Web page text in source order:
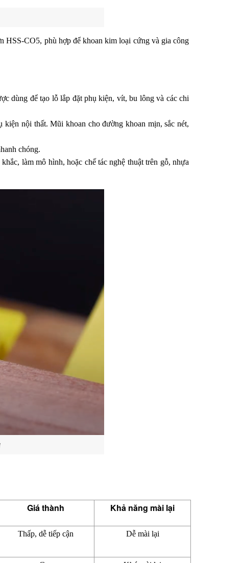
HSS-CO5, phù hợp để khoan kim loại cứng và gia công
dùng để tạo lỗ lắp đặt phụ kiện, vít, bu lông và các chi
nội thất. Mũi khoan cho đường khoan mịn, sắc nét,
chóng.
làm mô hình, hoặc chế tác nghệ thuật trên gỗ, nhựa
Giá thành Khả năng mài lại
Thấp, dễ tiếp cận Dễ mài lại